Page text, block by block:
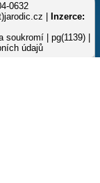
0632
|
Inzerce:
soukromí | pg(1139) |
údajů